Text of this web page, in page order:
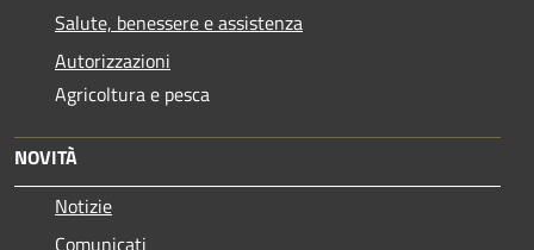
Salute, benessere e assistenza
Autorizzazioni
Agricoltura e pesca
NOVITÀ
Notizie
Comunicati